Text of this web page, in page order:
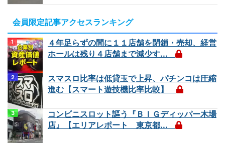
会員限定記事アクセスランキング
４年足らずの間に１１店舗を閉鎖・売却、経営
ホールは残り４店舗まで減少す...
スマスロ比率は低貸玉で上昇、パチンコは圧縮
進む【スマート遊技機比率比較】
コンビニスロット謳う『ＢＩＧディッパー木場
店』【エリアレポート 東京都...